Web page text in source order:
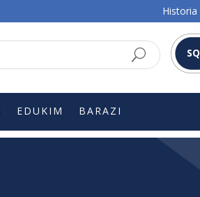
Historia
SQ
EDUKIM BARAZI